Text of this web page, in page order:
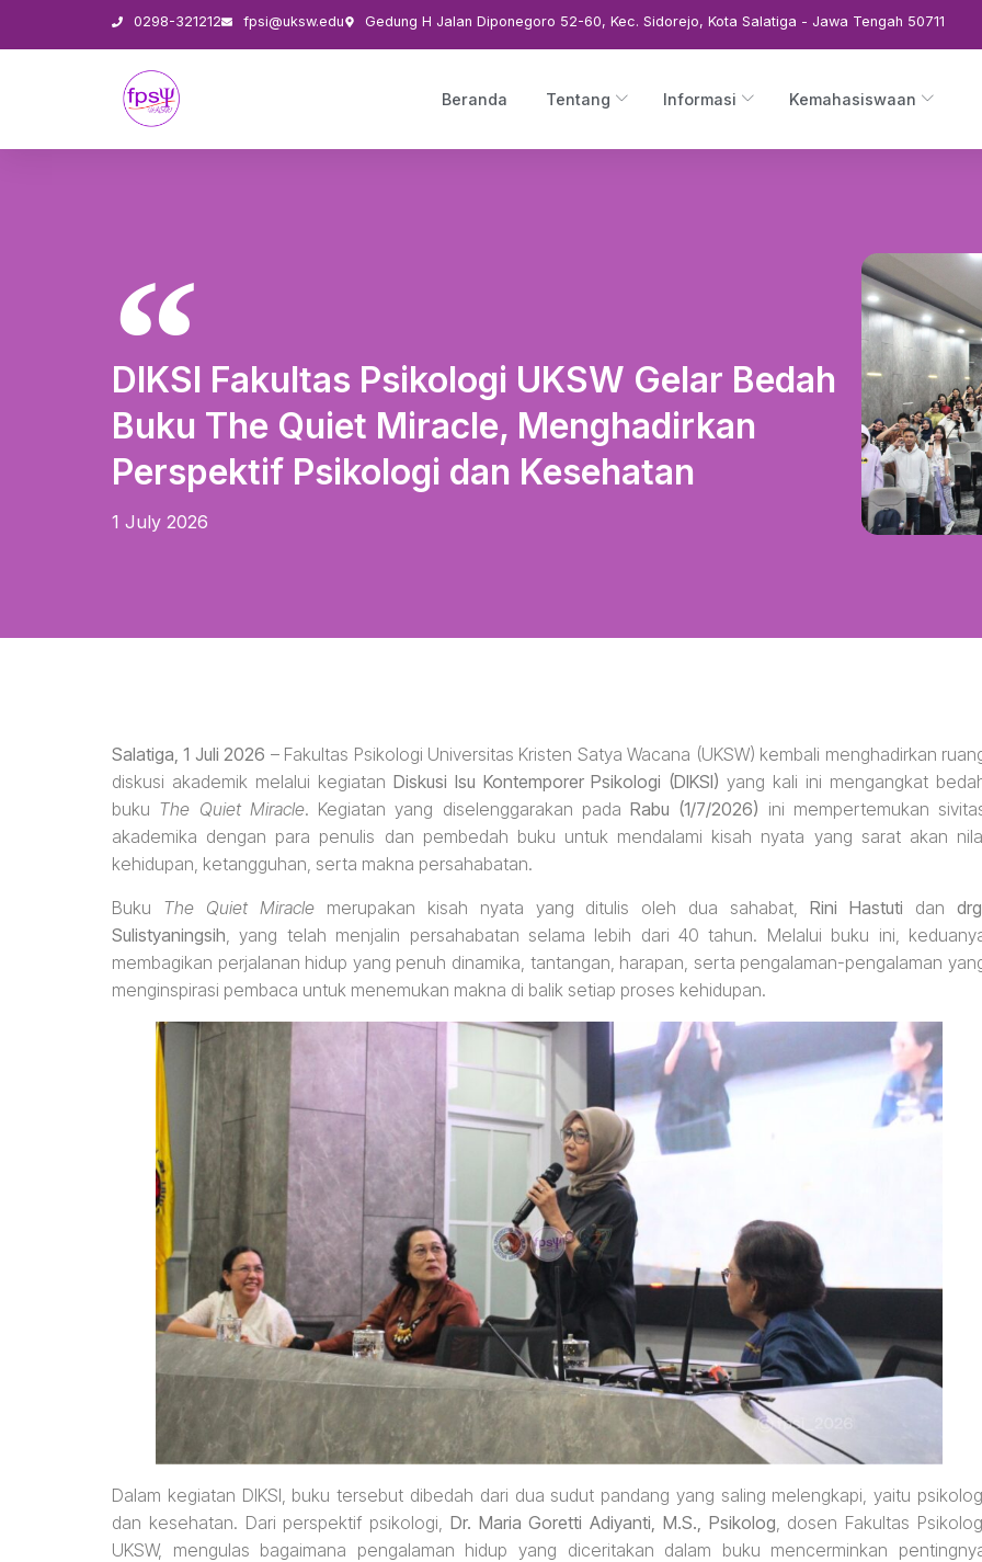
0298-321212 fpsi@uksw.edu Gedung H Jalan Diponegoro 52-60, Kec. Sidorejo, Kota Salatiga - Jawa Tengah 50711
Beranda Tentang Informasi Kemahasiswaan
DIKSI Fakultas Psikologi UKSW Gelar Bedah
Buku The Quiet Miracle, Menghadirkan
Perspektif Psikologi dan Kesehatan
1 July 2026
Salatiga, 1 Juli 2026 – Fakultas Psikologi Universitas Kristen Satya Wacana (UKSW) kembali menghadirkan
diskusi akademik melalui kegiatan Diskusi Isu Kontemporer Psikologi (DIKSI) yang kali ini mengangkat
buku The Quiet Miracle. Kegiatan yang diselenggarakan pada Rabu (1/7/2026) ini mempertemukan
akademika dengan para penulis dan pembedah buku untuk mendalami kisah nyata yang sarat akan
kehidupan, ketangguhan, serta makna persahabatan.
Buku The Quiet Miraclemerupakan kisah nyata yang ditulis oleh dua sahabat,Rini Hastuti dan
Sulistyaningsih , yang telah menjalin persahabatan selama lebih dari 40 tahun. Melalui buku ini,
membagikan perjalanan hidup yang penuh dinamika, tantangan, harapan, serta pengalaman-pengalaman
menginspirasi pembaca untuk menemukan makna di balik setiap proses kehidupan.
Dalam kegiatan DIKSI, buku tersebut dibedah dari dua sudut pandang yang saling melengkapi, yaitu
dan kesehatan. Dari perspektif psikologi, Dr. Maria Goretti Adiyanti, M.S., Psikolog , dosen Fakultas
UKSW, mengulas bagaimana pengalaman hidup yang diceritakan dalam buku mencerminkan